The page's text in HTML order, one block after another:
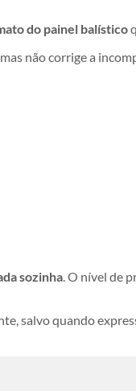
do painel balístico
não corrige a
sozinha. O nível de
salvo quando